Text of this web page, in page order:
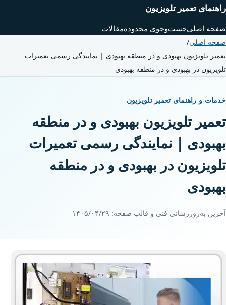
راهنمای تعمیر تلویزیون
صفحه اصلیجست‌وجوی محدودهمقالات
صفحه اصلی/
تعمیر تلویزیون بهبودی و در منطقه بهبودی | نمایندگی رسمی تعمیرات
تلویزیون در بهبودی و در منطقه بهبودی
خدمات و راهنمای تعمیر تلویزیون
تعمیر تلویزیون بهبودی و در منطقه
بهبودی | نمایندگی رسمی تعمیرات
تلویزیون در بهبودی و در منطقه
بهبودی
آخرین به‌روزرسانی فنی و قالب صفحه: ۱۴۰۵/۰۴/۲۹